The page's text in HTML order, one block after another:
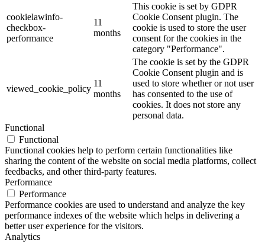
cookielawinfo-
checkbox-
performance
11
months
This cookie is set by GDPR
Cookie Consent plugin. The
cookie is used to store the user
consent for the cookies in the
category "Performance".
viewed_cookie_policy
11
months
The cookie is set by the GDPR
Cookie Consent plugin and is
used to store whether or not user
has consented to the use of
cookies. It does not store any
personal data.
Functional
Functional
Functional cookies help to perform certain functionalities like
sharing the content of the website on social media platforms, collect
feedbacks, and other third-party features.
Performance
Performance
Performance cookies are used to understand and analyze the key
performance indexes of the website which helps in delivering a
better user experience for the visitors.
Analytics